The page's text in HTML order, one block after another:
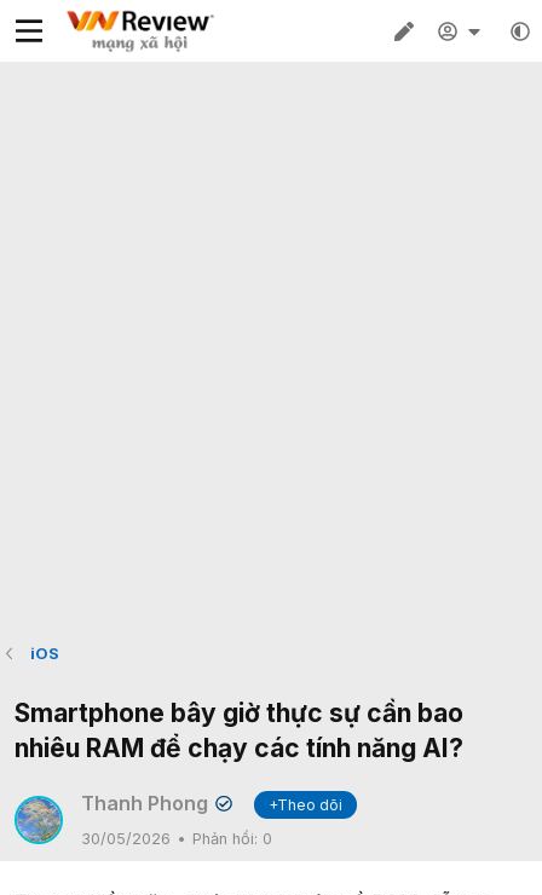
iOS
Smartphone bây giờ thực sự cần bao
nhiêu RAM để chạy các tính năng AI?
Thanh Phong ✔
+Theo dõi
30/05/2026
Phản hồi: 0